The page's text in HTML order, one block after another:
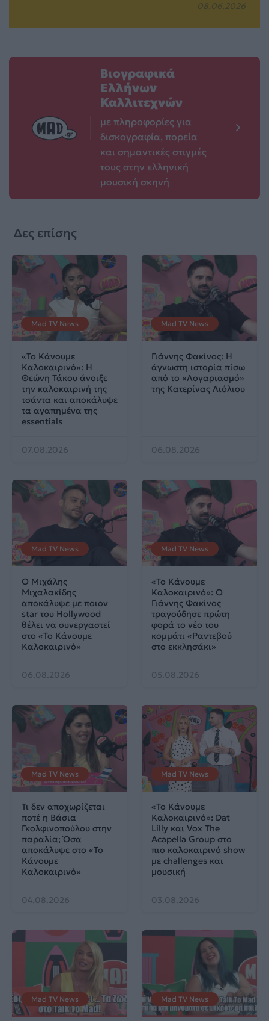
08.06.2026
Βιογραφικά
Ελλήνων
Καλλιτεχνών
με πληροφορίες για
δισκογραφία, πορεία
και σημαντικές στιγμές
τους στην ελληνική
μουσική σκηνή
Δες επίσης
Mad TV News
«Το Κάνουμε
Καλοκαιρινό»: Η
Θεώνη Τάκου άνοιξε
την καλοκαιρινή της
τσάντα και αποκάλυψε
τα αγαπημένα της
essentials
07.08.2026
Mad TV News
Γιάννης Φακίνος: Η
άγνωστη ιστορία πίσω
από το «Λογαριασμό»
της Κατερίνας Λιόλιου
06.08.2026
Mad TV News
Ο Μιχάλης
Μιχαλακίδης
αποκάλυψε με ποιον
star του Hollywood
θέλει να συνεργαστεί
στο «Το Κάνουμε
Καλοκαιρινό»
06.08.2026
Mad TV News
«Το Κάνουμε
Καλοκαιρινό»: Ο
Γιάννης Φακίνος
τραγούδησε πρώτη
φορά το νέο του
κομμάτι «Ραντεβού
στο εκκλησάκι»
05.08.2026
Mad TV News
Τι δεν αποχωρίζεται
ποτέ η Βάσια
Γκολφινοπούλου στην
παραλία; Όσα
αποκάλυψε στο «Το
Κάνουμε
Καλοκαιρινό»
04.08.2026
Mad TV News
«Το Κάνουμε
Καλοκαιρινό»: Dat
Lilly και Vox The
Acapella Group στο
πιο καλοκαιρινό show
με challenges και
μουσική
03.08.2026
Mad TV News Mad TV News